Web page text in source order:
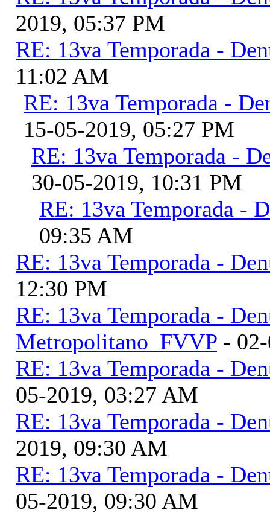
2019, 05:37 PM
RE: 13va Temporada -
11:02 AM
RE: 13va Temporada -
15-05-2019, 05:27 PM
RE: 13va Temporada -
30-05-2019, 10:31 PM
RE: 13va Temporada -
09:35 AM
RE: 13va Temporada -
12:30 PM
RE: 13va Temporada -
Metropolitano_FVVP -
RE: 13va Temporada -
05-2019, 03:27 AM
RE: 13va Temporada -
2019, 09:30 AM
RE: 13va Temporada -
05-2019, 09:30 AM